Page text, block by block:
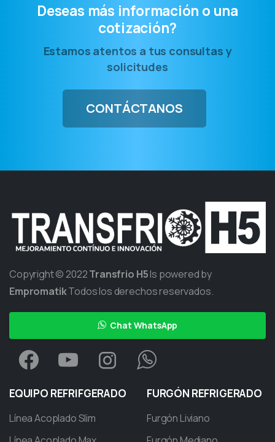
Deseas más información o una
cotización?
Estamos atentos a tus consultas y
solicitudes
CONTÁCTANOS
Copyright © 2022Transfrio H5Is powered by
EmpromatikTodos los derechos reservados.
Chat WhatsApp
EQUIPO REFRIFGERADO
Línea Acoplado Slim
FURGÓN REFRIGERADO
Furgón Liviano